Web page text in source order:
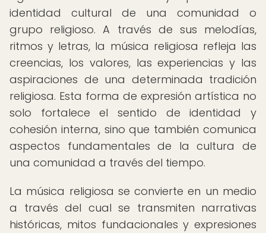
identidad cultural de una comunidad o
grupo religioso. A través de sus melodías,
ritmos y letras, la música religiosa refleja las
creencias, los valores, las experiencias y las
aspiraciones de una determinada tradición
religiosa. Esta forma de expresión artística no
solo fortalece el sentido de identidad y
cohesión interna, sino que también comunica
aspectos fundamentales de la cultura de
una comunidad a través del tiempo.
La música religiosa se convierte en un medio
a través del cual se transmiten narrativas
históricas, mitos fundacionales y expresiones